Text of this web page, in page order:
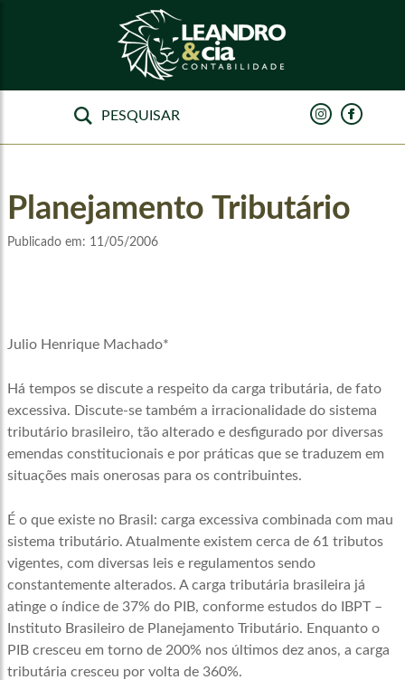
Planejamento Tributário
Publicado em: 11/05/2006
Julio Henrique Machado*
Há tempos se discute a respeito da carga tributária, de fato
excessiva. Discute-se também a irracionalidade do sistema
tributário brasileiro, tão alterado e desfigurado por diversas
emendas constitucionais e por práticas que se traduzem em
situações mais onerosas para os contribuintes.
É o que existe no Brasil: carga excessiva combinada com mau
sistema tributário. Atualmente existem cerca de 61 tributos
vigentes, com diversas leis e regulamentos sendo
constantemente alterados. A carga tributária brasileira já
atinge o índice de 37% do PIB, conforme estudos do IBPT –
Instituto Brasileiro de Planejamento Tributário. Enquanto o
PIB cresceu em torno de 200% nos últimos dez anos, a carga
tributária cresceu por volta de 360%.